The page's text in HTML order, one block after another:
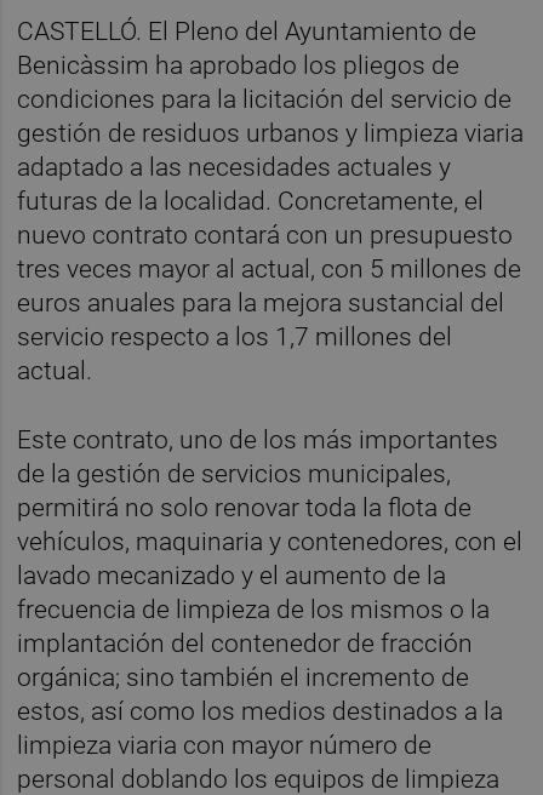
CASTELLÓ. El Pleno del Ayuntamiento de
Benicàssim ha aprobado los pliegos de
condiciones para la licitación del servicio de
gestión de residuos urbanos y limpieza viaria
adaptado a las necesidades actuales y
futuras de la localidad. Concretamente, el
nuevo contrato contará con un presupuesto
tres veces mayor al actual, con 5 millones de
euros anuales para la mejora sustancial del
servicio respecto a los 1,7 millones del
actual.
Este contrato, uno de los más importantes
de la gestión de servicios municipales,
permitirá no solo renovar toda la flota de
vehículos, maquinaria y contenedores, con el
lavado mecanizado y el aumento de la
frecuencia de limpieza de los mismos o la
implantación del contenedor de fracción
orgánica; sino también el incremento de
estos, así como los medios destinados a la
limpieza viaria con mayor número de
personal doblando los equipos de limpieza